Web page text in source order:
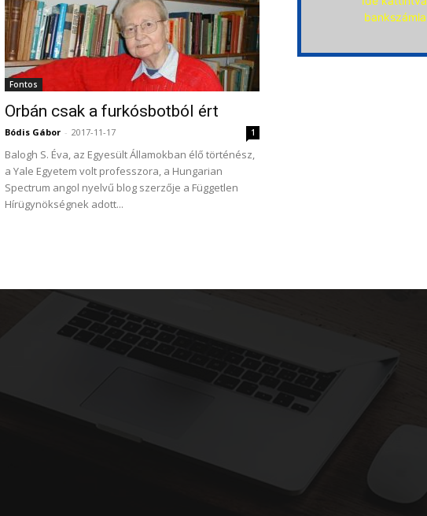
Fontos
Orbán csak a furkósbotból ért
Bódis Gábor - 2017-11-17 1
Balogh S. Éva, az Egyesült Államokban élő történész,
a Yale Egyetem volt professzora, a Hungarian
Spectrum angol nyelvű blog szerzője a Független
Hírügynökségnek adott...